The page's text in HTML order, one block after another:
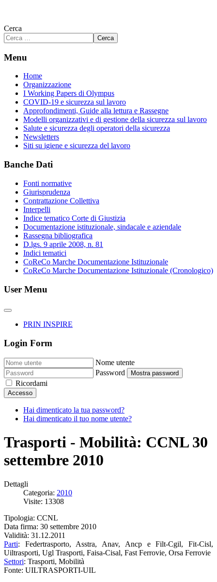
Cerca
Cerca
Menu
Home
Organizzazione
I Working Papers di Olympus
COVID-19 e sicurezza sul lavoro
Approfondimenti, Guide alla lettura e Rassegne
Modelli organizzativi e di gestione della sicurezza sul lavoro
Salute e sicurezza degli operatori della sicurezza
Newsletters
Siti su igiene e sicurezza del lavoro
Banche Dati
Fonti normative
Giurisprudenza
Contrattazione Collettiva
Interpelli
Indice tematico Corte di Giustizia
Documentazione istituzionale, sindacale e aziendale
Rassegna bibliografica
D.lgs. 9 aprile 2008, n. 81
Indici tematici
CoReCo Marche Documentazione Istituzionale
CoReCo Marche Documentazione Istituzionale (Cronologico)
User Menu
PRIN INSPIRE
Login Form
Nome utente
Password
Mostra password
Ricordami
Accesso
Hai dimenticato la tua password?
Hai dimenticato il tuo nome utente?
Trasporti - Mobilità: CCNL 30
settembre 2010
Dettagli
Categoria: 2010
Visite: 13308
Tipologia: CCNL
Data firma: 30 settembre 2010
Validità: 31.12.2011
Parti: Federtrasporto, Asstra, Anav, Ancp e Filt-Cgil, Fit-Cisl,
Uiltrasporti, Ugl Trasporti, Faisa-Cisal, Fast Ferrovie, Orsa Ferrovie
Settori: Trasporti, Mobilità
Fonte: UILTRASPORTI-UIL